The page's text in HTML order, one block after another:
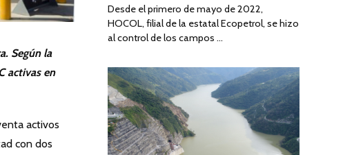
Según la
activas en
activos
con dos
Desde el primero de mayo de 2022,
HOCOL, filial de la estatal Ecopetrol, se hizo
al control de los campos …